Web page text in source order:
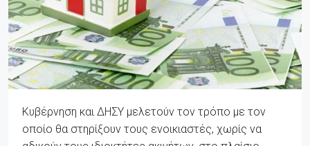
Κυβέρνηση και ΔΗΣΥ μελετούν τον τρόπο με τον
οποίο θα στηρίξουν τους ενοικιαστές, χωρίς να